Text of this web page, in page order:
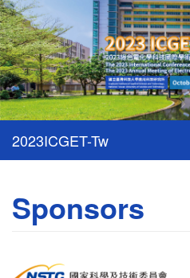
Sponsors